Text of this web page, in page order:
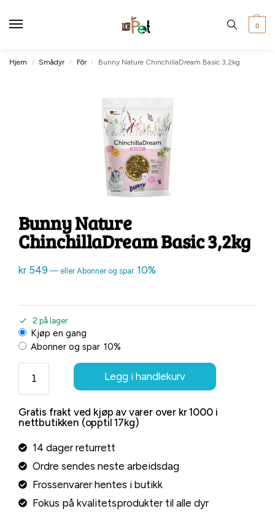
0
Hjem / Smådyr / Fôr / Bunny Nature ChinchillaDream Basic 3,2kg
Bunny Nature
ChinchillaDream Basic 3,2kg
kr549 — eller Abonner og spar 10%
2 på lager
Kjøp en gang
Abonner og spar 10%
Legg i handlekurv
Gratis frakt ved kjøp av varer over kr 1000 i
nettbutikken (opptil 17kg)
14 dager returrett
Ordre sendes neste arbeidsdag
Frossenvarer hentes i butikk
Fokus på kvalitetsprodukter til alle dyr